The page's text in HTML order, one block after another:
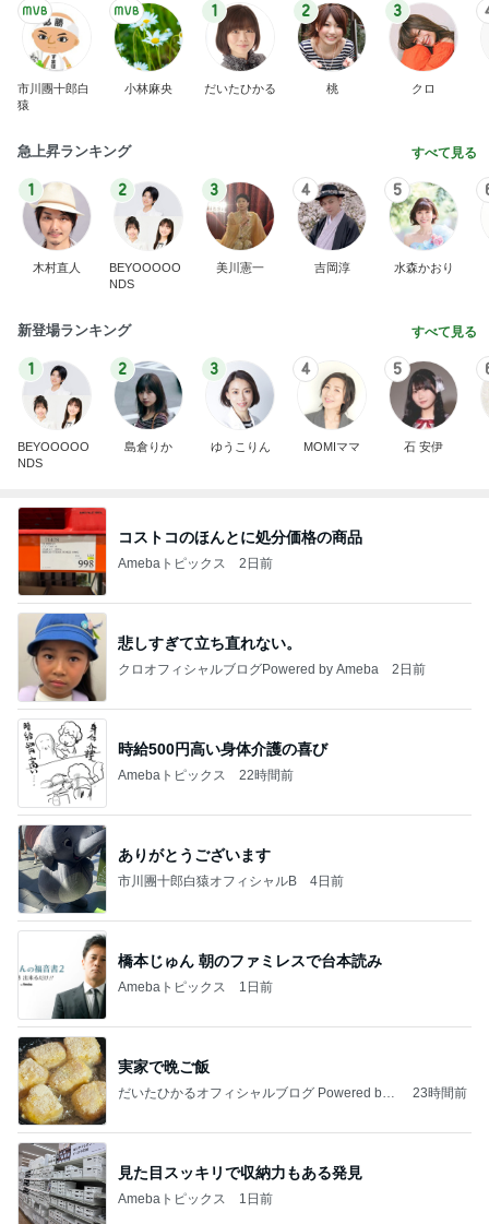
市川團十郎白
猿
小林麻央
1
だいたひかる
2
桃
3
クロ
急上昇ランキング すべて見る
1
木村直人
2
BEYOOOOO
NDS
3
美川憲一
4
吉岡淳
5
水森かおり
新登場ランキング すべて見る
1
BEYOOOOO
NDS
2
島倉りか
3
ゆうこりん
4
MOMIママ
5
石 安伊
コストコのほんとに処分価格の商品
Amebaトピックス 2日前
悲しすぎて立ち直れない。
クロオフィシャルブログPowered by Ameba 2日前
時給500円高い身体介護の喜び
Amebaトピックス 22時間前
ありがとうございます
市川團十郎白猿オフィシャルB 4日前
橋本じゅん 朝のファミレスで台本読み
Amebaトピックス 1日前
実家で晩ご飯
だいたひかるオフィシャルブログ Powered by
23時間前
見た目スッキリで収納力もある発見
Amebaトピックス 1日前